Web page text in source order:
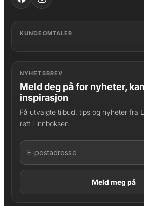
KUNDEOMTALER
NYHETSBREV
Meld deg på for nyheter,
inspirasjon
Få utvalgte tilbud, tips og nyheter fra
rett i innboksen.
LAGT I HANDLEKURV
Produktet er lagt til